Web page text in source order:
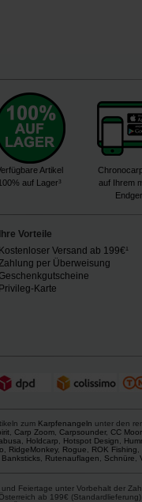
Artikel
auf Lager³
auf Ihrem
Ihre Vorteile
Kostenloser Versand ab 199€¹
per Überweisung
Geschenkgutscheine
Privileg-Karte
zum Karpfenangeln unter den
, Carp Zoom, Carpsounder, CC
, Holdcarp, Hotspot Design,
, RidgeMonkey, Rogue, ROK Fishing,
Banksticks, Rutenauflagen, Schnüre,
Feiertage unter Vorbehalt der
ab 199€